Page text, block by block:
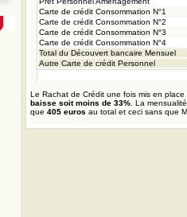
Carte de crédit Consommation N°1
Carte de crédit Consommation N°2
Carte de crédit Consommation N°3
Carte de crédit Consommation N°4
Total du Découvert bancaire Mensuel
Autre Carte de crédit Personnel
Le Rachat de Crédit une fois mis en
baisse soit moins de 33%. La
que 405 euros au total et ceci sans que